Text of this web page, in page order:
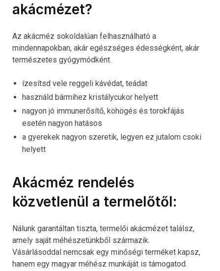
akácmézet?
Az akácméz sokoldalúan felhasználható a
mindennapokban, akár egészséges édességként, akár
természetes gyógymódként.
ízesítsd vele reggeli kávédat, teádat
használd bármihez kristálycukor helyett
nagyon jó immunerősítő, köhögés és torokfájás
esetén nagyon hatásos
a gyerekek nagyon szeretik, legyen ez jutalom csoki
helyett
Akácméz rendelés
közvetlenül a termelőtől:
Nálunk garantáltan tiszta, termelői akácmézet találsz,
amely saját méhészetünkből származik.
Vásárlásoddal nemcsak egy minőségi terméket kapsz,
hanem egy magyar méhész munkáját is támogatod.